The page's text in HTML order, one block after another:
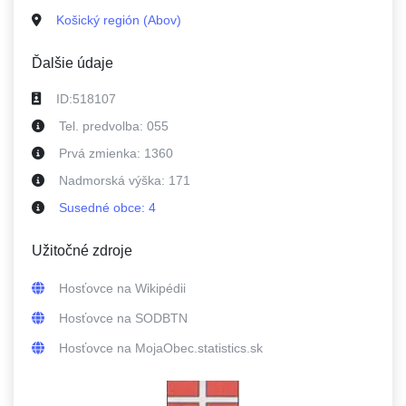
Košický región (Abov)
Ďalšie údaje
ID:518107
Tel. predvolba: 055
Prvá zmienka: 1360
Nadmorská výška: 171
Susedné obce: 4
Užitočné zdroje
Hosťovce na Wikipédii
Hosťovce na SODBTN
Hosťovce na MojaObec.statistics.sk